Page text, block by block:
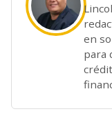
en
para